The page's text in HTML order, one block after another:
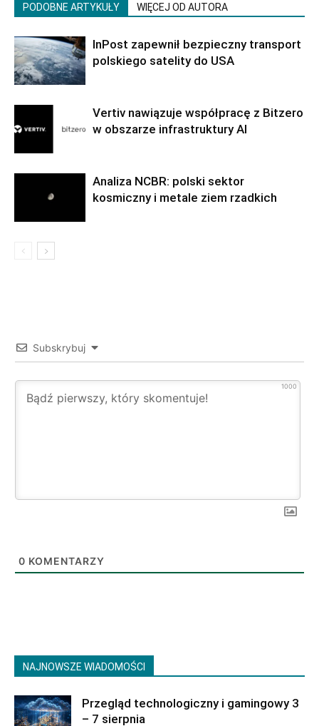
PODOBNE ARTYKUŁY WIĘCEJ OD AUTORA
InPost zapewnił bezpieczny transport
polskiego satelity do USA
Vertiv nawiązuje współpracę z Bitzero
w obszarze infrastruktury AI
Analiza NCBR: polski sektor
kosmiczny i metale ziem rzadkich
Subskrybuj
1000
0 KOMENTARZY
NAJNOWSZE WIADOMOŚCI
Przegląd technologiczny i gamingowy 3
– 7 sierpnia